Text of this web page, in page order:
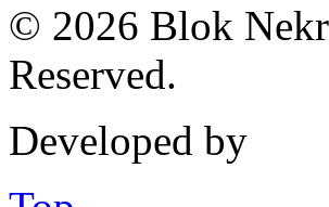
© 2026 Blok
Reserved.
Developed by